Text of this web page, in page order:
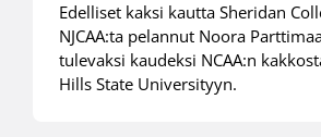
Edelliset kaksi kautta Sheridan
NJCAA:ta pelannut Noora
tulevaksi kaudeksi NCAA:n
Hills State Universityyn.